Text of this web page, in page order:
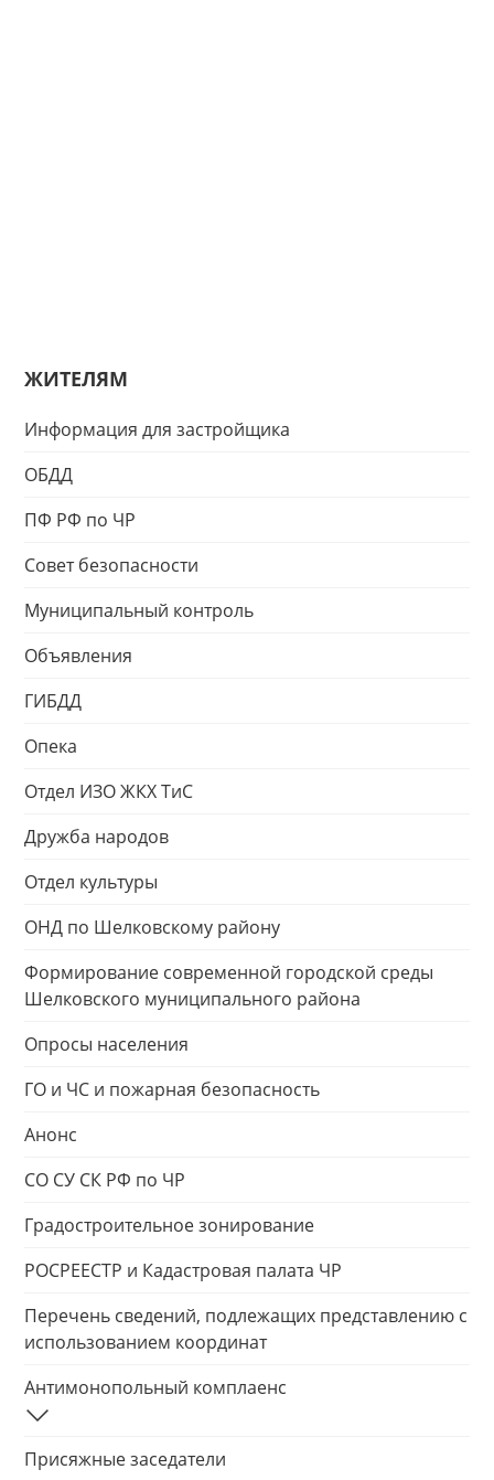
ЖИТЕЛЯМ
Информация для застройщика
ОБДД
ПФ РФ по ЧР
Совет безопасности
Муниципальный контроль
Объявления
ГИБДД
Опека
Отдел ИЗО ЖКХ ТиС
Дружба народов
Отдел культуры
ОНД по Шелковскому району
Формирование современной городской среды
Шелковского муниципального района
Опросы населения
ГО и ЧС и пожарная безопасность
Анонс
СО СУ СК РФ по ЧР
Градостроительное зонирование
РОСРЕЕСТР и Кадастровая палата ЧР
Перечень сведений, подлежащих представлению с
использованием координат
Антимонопольный комплаенс
Присяжные заседатели